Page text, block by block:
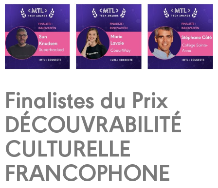
Finalistes du Prix
DÉCOUVRABILITÉ
CULTURELLE
FRANCOPHONE